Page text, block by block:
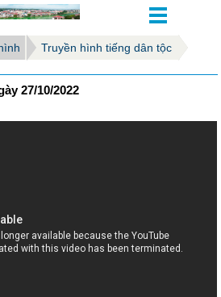
Truyền hình tiếng dân tộc
27/10/2022